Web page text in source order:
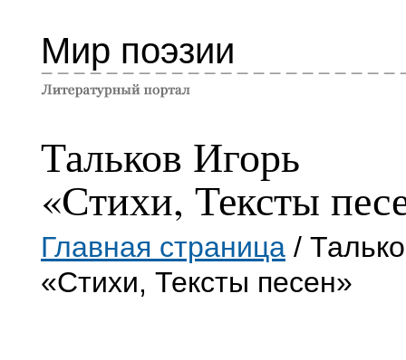
Мир поэзии
Тальков Игорь
«Стихи, Тексты
Главная страница /
«Стихи, Тексты песен»